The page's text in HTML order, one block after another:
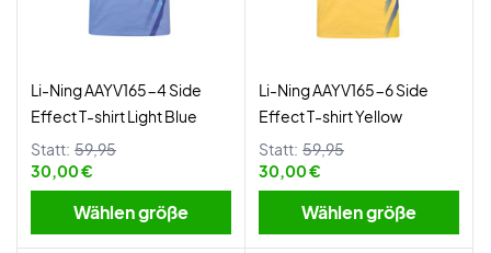
Li-Ning AAYV165-4 Side
Effect T-shirt Light Blue
Statt: 59,95
30,00 €
Wählen größe
Li-Ning AAYV165-6 Side
Effect T-shirt Yellow
Statt: 59,95
30,00 €
Wählen größe